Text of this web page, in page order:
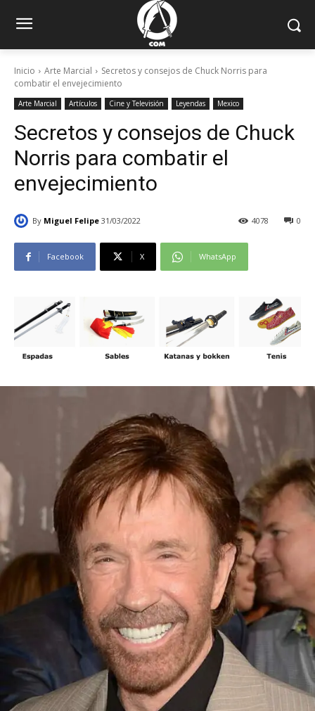
Inicio Arte Marcial
Secretos y consejos de Chuck Norris para
combatir el envejecimiento
Arte Marcial Artículos Cine y Televisión Leyendas Mexico
Secretos y consejos de Chuck
Norris para combatir el
envejecimiento
By Miguel Felipe 31/03/2022 0
4078
Facebook X WhatsApp